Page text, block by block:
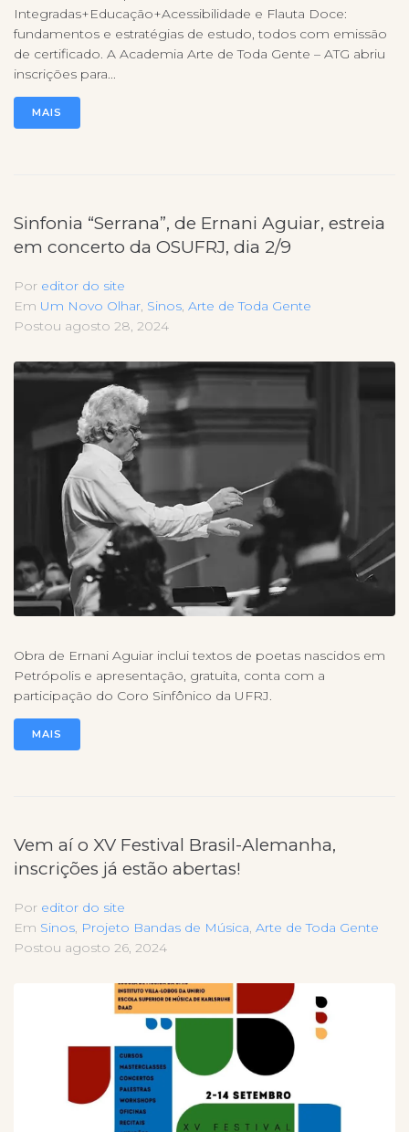
Integradas+Educação+Acessibilidade e Flauta Doce:
fundamentos e estratégias de estudo, todos com emissão
de certificado. A Academia Arte de Toda Gente – ATG abriu
inscrições para...
MAIS
Sinfonia “Serrana”, de Ernani Aguiar, estreia
em concerto da OSUFRJ, dia 2/9
Por editor do site
Em Um Novo Olhar, Sinos, Arte de Toda Gente
Postou agosto 28, 2024
Obra de Ernani Aguiar inclui textos de poetas nascidos em
Petrópolis e apresentação, gratuita, conta com a
participação do Coro Sinfônico da UFRJ.
MAIS
Vem aí o XV Festival Brasil-Alemanha,
inscrições já estão abertas!
Por editor do site
Em Sinos, Projeto Bandas de Música, Arte de Toda Gente
Postou agosto 26, 2024